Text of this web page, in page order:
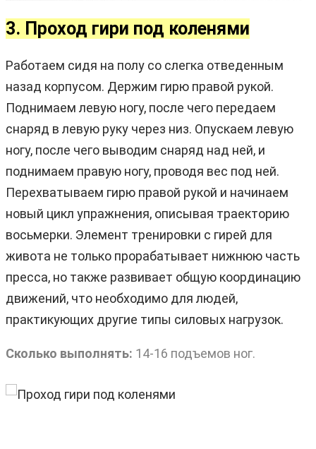
3. Проход гири под коленями
Работаем сидя на полу со слегка отведенным
назад корпусом. Держим гирю правой рукой.
Поднимаем левую ногу, после чего передаем
снаряд в левую руку через низ. Опускаем левую
ногу, после чего выводим снаряд над ней, и
поднимаем правую ногу, проводя вес под ней.
Перехватываем гирю правой рукой и начинаем
новый цикл упражнения, описывая траекторию
восьмерки. Элемент тренировки с гирей для
живота не только прорабатывает нижнюю часть
пресса, но также развивает общую координацию
движений, что необходимо для людей,
практикующих другие типы силовых нагрузок.
Сколько выполнять: 14-16 подъемов ног.